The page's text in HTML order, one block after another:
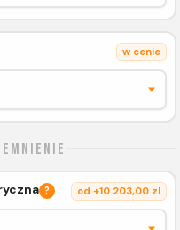
w cenie
? od +10 203,00 zl